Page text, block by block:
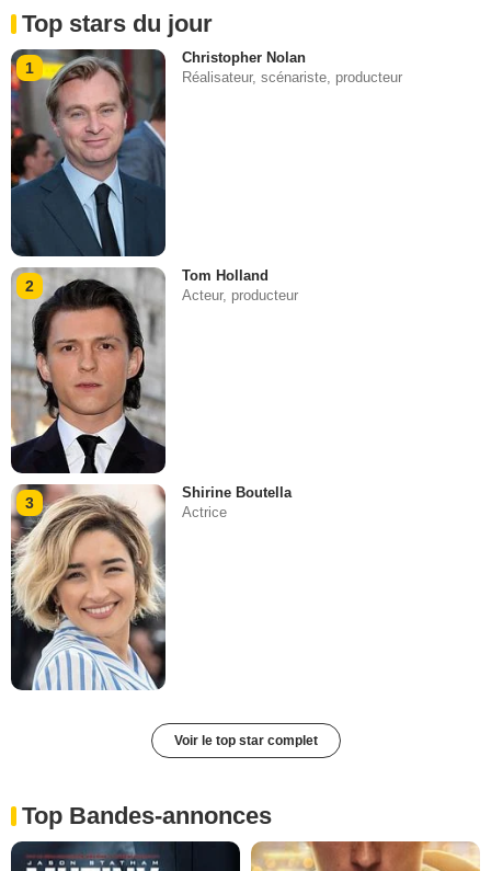
Top stars du jour
1
Christopher Nolan
Réalisateur, scénariste, producteur
2
Tom Holland
Acteur, producteur
3
Shirine Boutella
Actrice
Voir le top star complet
Top Bandes-annonces